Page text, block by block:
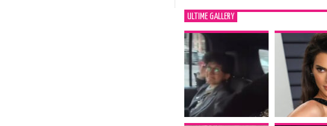
ULTIME GALLERY